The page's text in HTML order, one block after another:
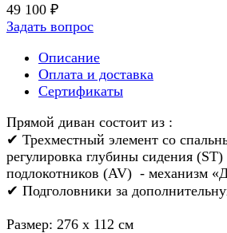
49 100 ₽
Задать вопрос
Описание
Оплата и доставка
Сертификаты
Прямой диван состоит из :
✔ Трехместный элемент со
регулировка глубины сидения
подлокотников (AV) - механизм
✔ Подголовники за
Размер: 276 х 112 см